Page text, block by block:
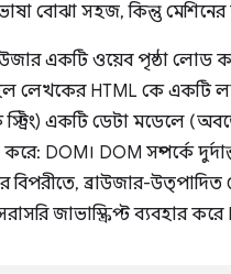
ভাষা বোঝা সহজ, কিন্তু
একটি ওয়েব পৃষ্ঠা লোড
লেখকের HTML কে একটি
স্ট্রিং) একটি ডেটা মডেলে
করে: DOM। DOM সম্পর্কে
বিপরীতে, ব্রাউজার-উত্পাদিত
জাভাস্ক্রিপ্ট ব্যবহার